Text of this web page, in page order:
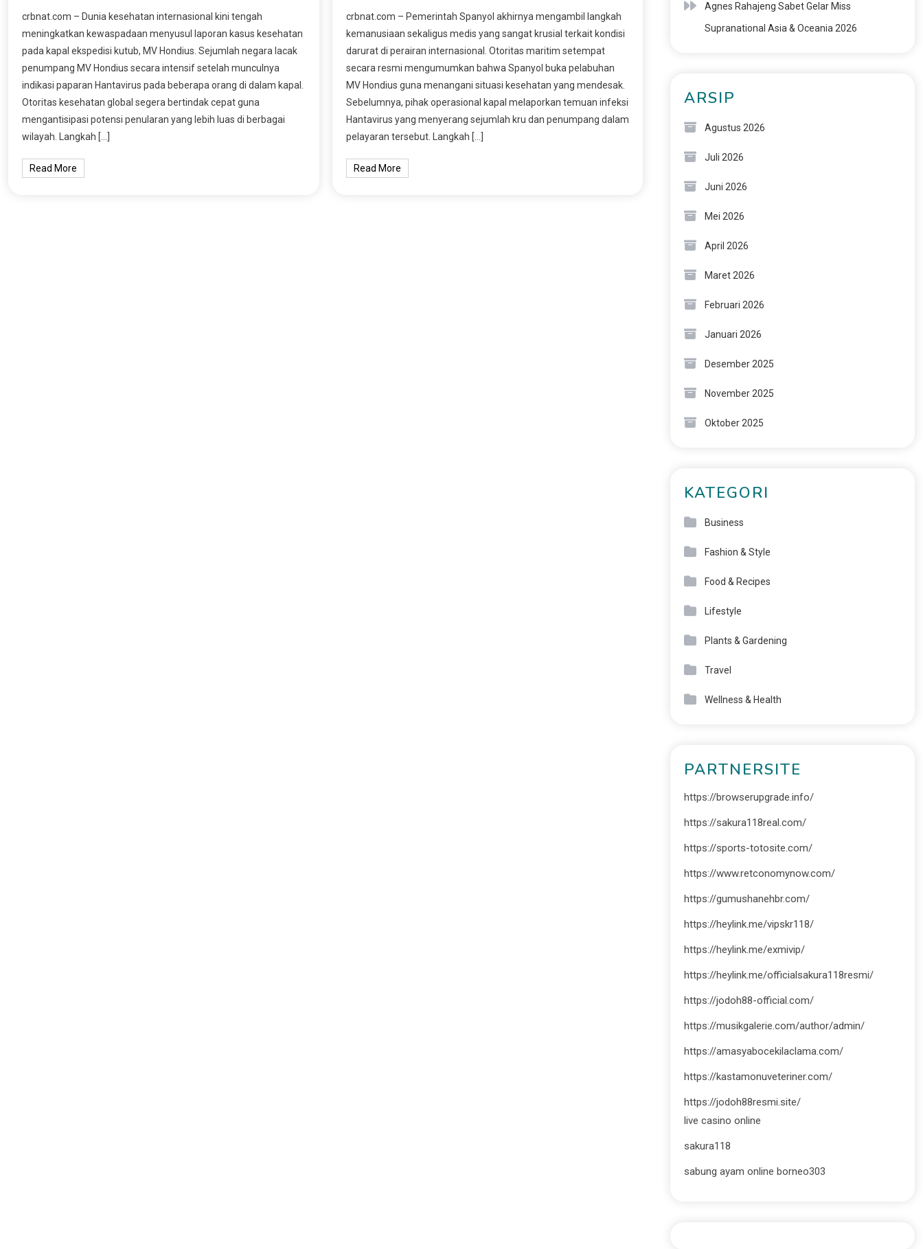
crbnat.com – Dunia kesehatan internasional kini tengah
meningkatkan kewaspadaan menyusul laporan kasus kesehatan
pada kapal ekspedisi kutub, MV Hondius. Sejumlah negara lacak
penumpang MV Hondius secara intensif setelah munculnya
indikasi paparan Hantavirus pada beberapa orang di dalam kapal.
Otoritas kesehatan global segera bertindak cepat guna
mengantisipasi potensi penularan yang lebih luas di berbagai
wilayah. Langkah […]
Read More
crbnat.com – Pemerintah Spanyol akhirnya mengambil langkah
kemanusiaan sekaligus medis yang sangat krusial terkait kondisi
darurat di perairan internasional. Otoritas maritim setempat
secara resmi mengumumkan bahwa Spanyol buka pelabuhan
MV Hondius guna menangani situasi kesehatan yang mendesak.
Sebelumnya, pihak operasional kapal melaporkan temuan infeksi
Hantavirus yang menyerang sejumlah kru dan penumpang dalam
pelayaran tersebut. Langkah […]
Read More
Agnes Rahajeng Sabet Gelar Miss
Supranational Asia & Oceania 2026
ARSIP
Agustus 2026
Juli 2026
Juni 2026
Mei 2026
April 2026
Maret 2026
Februari 2026
Januari 2026
Desember 2025
November 2025
Oktober 2025
KATEGORI
Business
Fashion & Style
Food & Recipes
Lifestyle
Plants & Gardening
Travel
Wellness & Health
PARTNERSITE
https://browserupgrade.info/
https://sakura118real.com/
https://sports-totosite.com/
https://www.retconomynow.com/
https://gumushanehbr.com/
https://heylink.me/vipskr118/
https://heylink.me/exmivip/
https://heylink.me/officialsakura118resmi/
https://jodoh88-official.com/
https://musikgalerie.com/author/admin/
https://amasyabocekilaclama.com/
https://kastamonuveteriner.com/
https://jodoh88resmi.site/
live casino online
sakura118
sabung ayam online borneo303